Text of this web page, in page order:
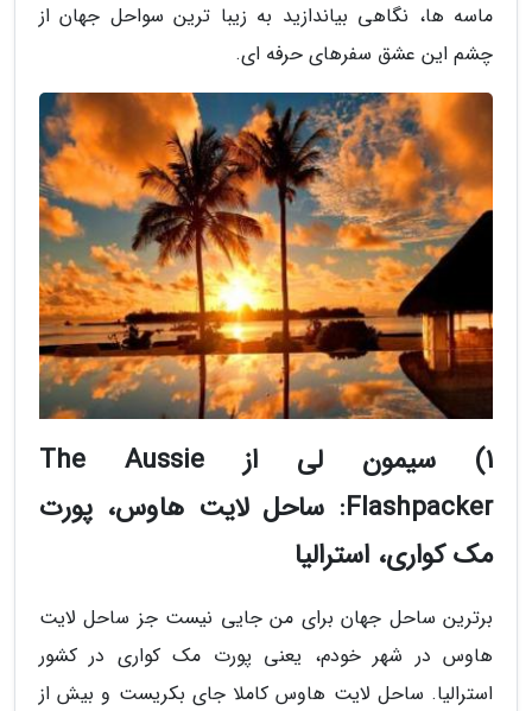
ماسه ها، نگاهی بیاندازید به زیبا ترین سواحل جهان از
چشم این عشق سفرهای حرفه ای.
1) سیمون لی از The Aussie
Flashpacker: ساحل لایت هاوس، پورت
مک کواری، استرالیا
برترین ساحل جهان برای من جایی نیست جز ساحل لایت
هاوس در شهر خودم، یعنی پورت مک کواری در کشور
استرالیا. ساحل لایت هاوس کاملا جای بکریست و بیش از